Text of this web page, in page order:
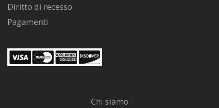
Diritto di recesso
Pagamenti
Chi siamo